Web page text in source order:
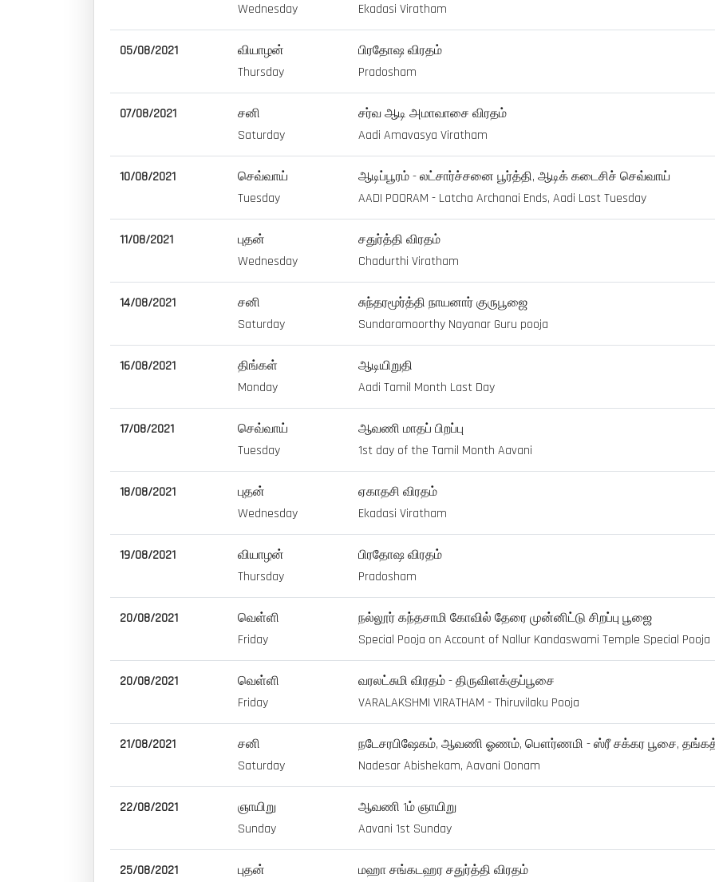
Wednesday
Ekadasi Viratham
05/08/2021
வியாழன்
Thursday
பிரதோஷ விரதம்
Pradosham
07/08/2021
சனி
Saturday
சர்வ ஆடி அமாவாசை விரதம்
Aadi Amavasya Viratham
10/08/2021
செவ்வாய்
Tuesday
ஆடிப்பூரம் - லட்சார்ச்சனை பூர்த்தி, ஆடிக் கடைசிச் செவ்வாய்
AADI POORAM - Latcha Archanai Ends, Aadi Last Tuesday
11/08/2021
புதன்
Wednesday
சதுர்த்தி விரதம்
Chadurthi Viratham
14/08/2021
சனி
Saturday
சுந்தரமூர்த்தி நாயனார் குருபூஜை
Sundaramoorthy Nayanar Guru pooja
16/08/2021
திங்கள்
Monday
ஆடியிறுதி
Aadi Tamil Month Last Day
17/08/2021
செவ்வாய்
Tuesday
ஆவணி மாதப் பிறப்பு
1st day of the Tamil Month Aavani
18/08/2021
புதன்
Wednesday
ஏகாதசி விரதம்
Ekadasi Viratham
19/08/2021
வியாழன்
Thursday
பிரதோஷ விரதம்
Pradosham
20/08/2021
வெள்ளி
Friday
நல்லூர் கந்தசாமி கோவில் தேரை முன்னிட்டு சிறப்பு பூஜை
Special Pooja on Account of Nallur Kandaswami Temple Special Pooja
20/08/2021
வெள்ளி
Friday
வரலட்சுமி விரதம் - திருவிளக்குப்பூசை
VARALAKSHMI VIRATHAM - Thiruvilaku Pooja
21/08/2021
சனி
Saturday
நடேசரபிஷேகம், ஆவணி ஓணம், பௌர்ணமி - ஸ்ரீ சக்கர பூசை,
Nadesar Abishekam, Aavani Oonam
22/08/2021
ஞாயிறு
Sunday
ஆவணி 1ம் ஞாயிறு
Aavani 1st Sunday
25/08/2021
புதன்
மஹா சங்கடஹர சதுர்த்தி விரதம்